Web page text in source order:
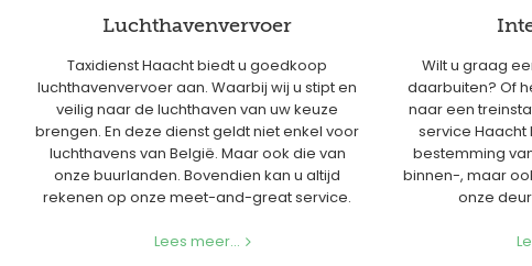
Luchthavenvervoer
Taxidienst Haacht biedt u goedkoop
luchthavenvervoer aan. Waarbij wij u stipt en
veilig naar de luchthaven van uw keuze
brengen. En deze dienst geldt niet enkel voor
luchthavens van België. Maar ook die van
onze buurlanden. Bovendien kan u altijd
rekenen op onze meet-and-great service.
Lees meer...
Wilt u graag
daarbuiten? Of
naar een
service
bestemming
binnen-, maar
onze